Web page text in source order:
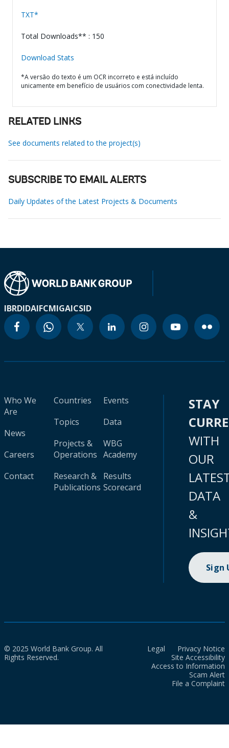
TXT*
Total Downloads** : 150
Download Stats
*A versão do texto é um OCR incorreto e está incluído
unicamente em benefício de usuários com conectividade lenta.
RELATED LINKS
See documents related to the project(s)
SUBSCRIBE TO EMAIL ALERTS
Daily Updates of the Latest Projects & Documents
IBRDIDAIFCMIGAICSID
Who We
Are
News
Careers
Contact
Countries
Topics
Projects &
Operations
Research &
Publications
Events
Data
WBG
Academy
Results
Scorecard
STAY
WITH
OUR
DATA
&
Sign
© 2025 World Bank Group. All
Rights Reserved.
Legal
Privacy Notice
Site Accessibility
Access to Information
Scam Alert
File a Complaint